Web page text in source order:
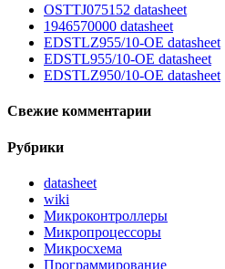
OSTTJ075152 datasheet
1946570000 datasheet
EDSTLZ955/10-OE datasheet
EDSTL955/10-OE datasheet
EDSTLZ950/10-OE datasheet
Свежие комментарии
Рубрики
datasheet
wiki
Микроконтроллеры
Микропроцессоры
Микросхема
Программирование